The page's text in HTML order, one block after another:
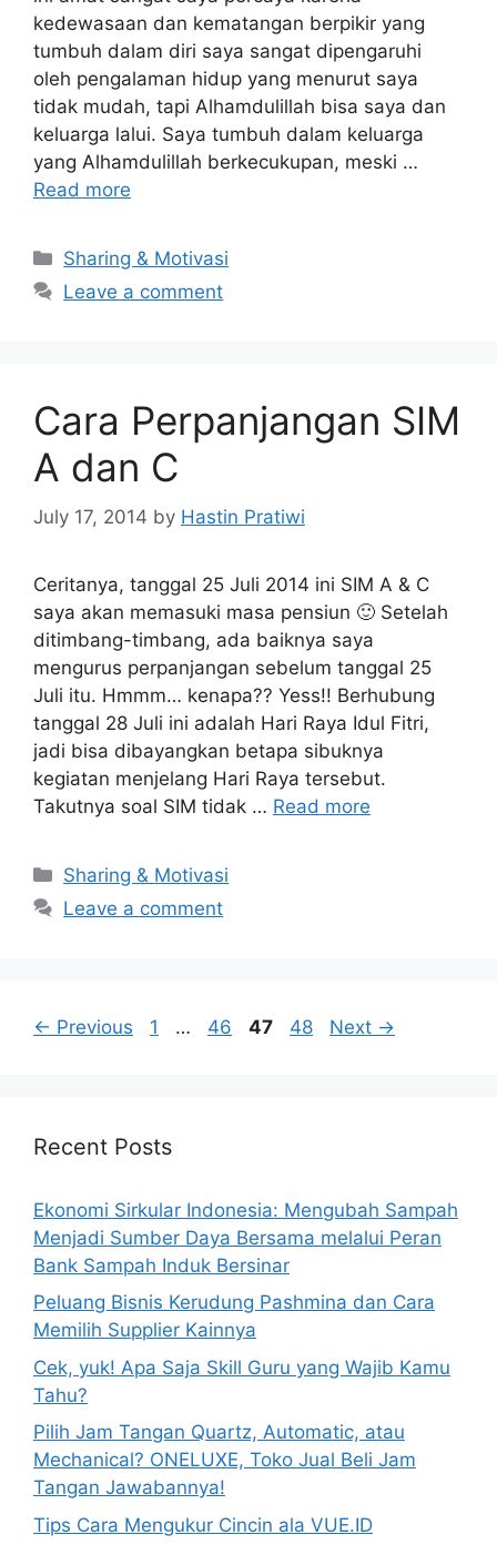
kedewasaan dan kematangan berpikir yang
tumbuh dalam diri saya sangat dipengaruhi
oleh pengalaman hidup yang menurut saya
tidak mudah, tapi Alhamdulillah bisa saya dan
keluarga lalui. Saya tumbuh dalam keluarga
yang Alhamdulillah berkecukupan, meski …
Read more
Categories
Sharing & Motivasi
Leave a comment
Cara Perpanjangan SIM
A dan C
July 17, 2014 by Hastin Pratiwi
Ceritanya, tanggal 25 Juli 2014 ini SIM A & C
saya akan memasuki masa pensiun 🙂 Setelah
ditimbang-timbang, ada baiknya saya
mengurus perpanjangan sebelum tanggal 25
Juli itu. Hmmm… kenapa?? Yess!! Berhubung
tanggal 28 Juli ini adalah Hari Raya Idul Fitri,
jadi bisa dibayangkan betapa sibuknya
kegiatan menjelang Hari Raya tersebut.
Takutnya soal SIM tidak … Read more
Categories
Sharing & Motivasi
Leave a comment
← Previous Page
1 … Page
46 Page
47 Page
48 Next →
Recent Posts
Ekonomi Sirkular Indonesia: Mengubah Sampah
Menjadi Sumber Daya Bersama melalui Peran
Bank Sampah Induk Bersinar
Peluang Bisnis Kerudung Pashmina dan Cara
Memilih Supplier Kainnya
Cek, yuk! Apa Saja Skill Guru yang Wajib Kamu
Tahu?
Pilih Jam Tangan Quartz, Automatic, atau
Mechanical? ONELUXE, Toko Jual Beli Jam
Tangan Jawabannya!
Tips Cara Mengukur Cincin ala VUE.ID